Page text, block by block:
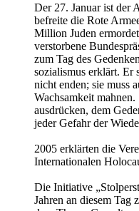
Der 27. Januar ist der
befreite die Rote
Million Juden
verstorbene
zum Tag des
sozialismus erklärt. Er
nicht enden; sie muss
Wachsamkeit
ausdrücken, dem
jeder Gefahr der
2005 erklärten die
Internationalen
Die Initiative
Jahren an diesem Tag